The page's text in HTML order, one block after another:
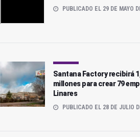
PUBLICADO EL 29 DE MAYO
Santana Factory recibirá
millones para crear 79
Linares
PUBLICADO EL 28 DE JULIO